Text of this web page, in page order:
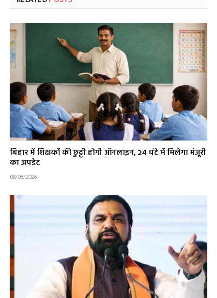
बिहार में शिक्षकों की छुट्टी होगी ऑनलाइन, 24 घंटे में मिलेगा मंजूरी
का अपडेट
08/08/2026